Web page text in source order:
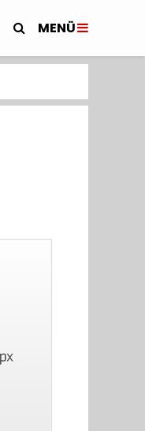
MENÜ